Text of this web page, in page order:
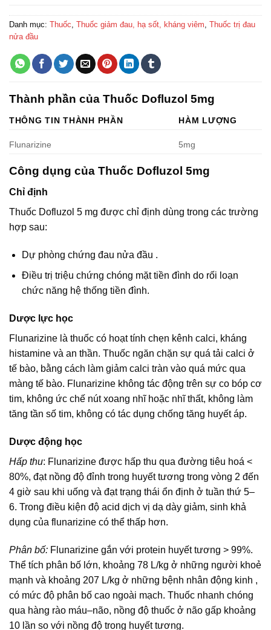
Danh mục: Thuốc Thuốc giảm đau, hạ sốt, kháng viêm Thuốc trị đau
nửa đầu
Thành phần của Thuốc Dofluzol 5mg
THÔNG TIN THÀNH PHẦN HÀM LƯỢNG
Flunarizine 5mg
Công dụng của Thuốc Dofluzol 5mg
Chỉ định
Thuốc Dofluzol 5 mg được chỉ định dùng trong các trường
hợp sau:
Dự phòng chứng đau nửa đầu .
Điều trị triệu chứng chóng mặt tiền đình do rối loạn
chức năng hệ thống tiền đình.
Dược lực học
Flunarizine là thuốc có hoạt tính chẹn kênh calci, kháng
histamine và an thần. Thuốc ngăn chặn sự quá tải calci ở
tế bào, bằng cách làm giảm calci tràn vào quá mức qua
màng tế bào. Flunarizine không tác động trên sự co bóp cơ
tim, không ức chế nút xoang nhĩ hoặc nhĩ thất, không làm
tăng tần số tim, không có tác dụng chống tăng huyết áp.
Dược động học
Hấp thu: Flunarizine được hấp thu qua đường tiêu hoá <
80%, đạt nồng độ đỉnh trong huyết tương trong vòng 2 đến
4 giờ sau khi uống và đạt trạng thái ổn định ở tuần thứ 5–
6. Trong điều kiện độ acid dịch vị dạ dày giảm, sinh khả
dụng của flunarizine có thể thấp hơn.
Phân bố: Flunarizine gắn với protein huyết tương > 99%.
Thể tích phân bố lớn, khoảng 78 L/kg ở những người khoẻ
mạnh và khoảng 207 L/kg ở những bệnh nhân động kinh ,
có mức độ phân bố cao ngoài mạch. Thuốc nhanh chóng
qua hàng rào máu–não, nồng độ thuốc ở não gấp khoảng
10 lần so với nồng độ trong huyết tương.